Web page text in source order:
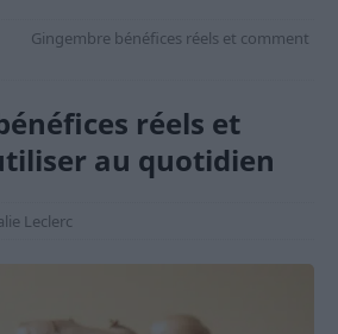
Gingembre bénéfices réels et comment
réels et
au quotidien
Leclerc